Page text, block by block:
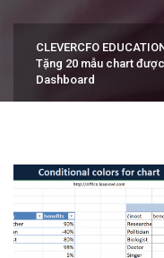
CLEVERCFO
Tặng 20 mẫu chart
Dashboard